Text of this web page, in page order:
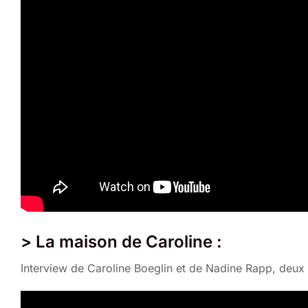
> La maison de Caroline :
Interview de Caroline Boeglin et de Nadine Rapp,